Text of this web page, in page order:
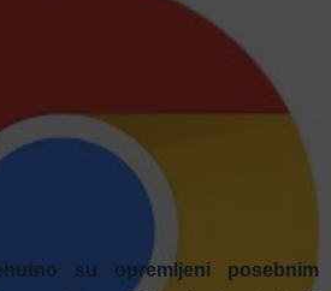
su opremljeni posebnim